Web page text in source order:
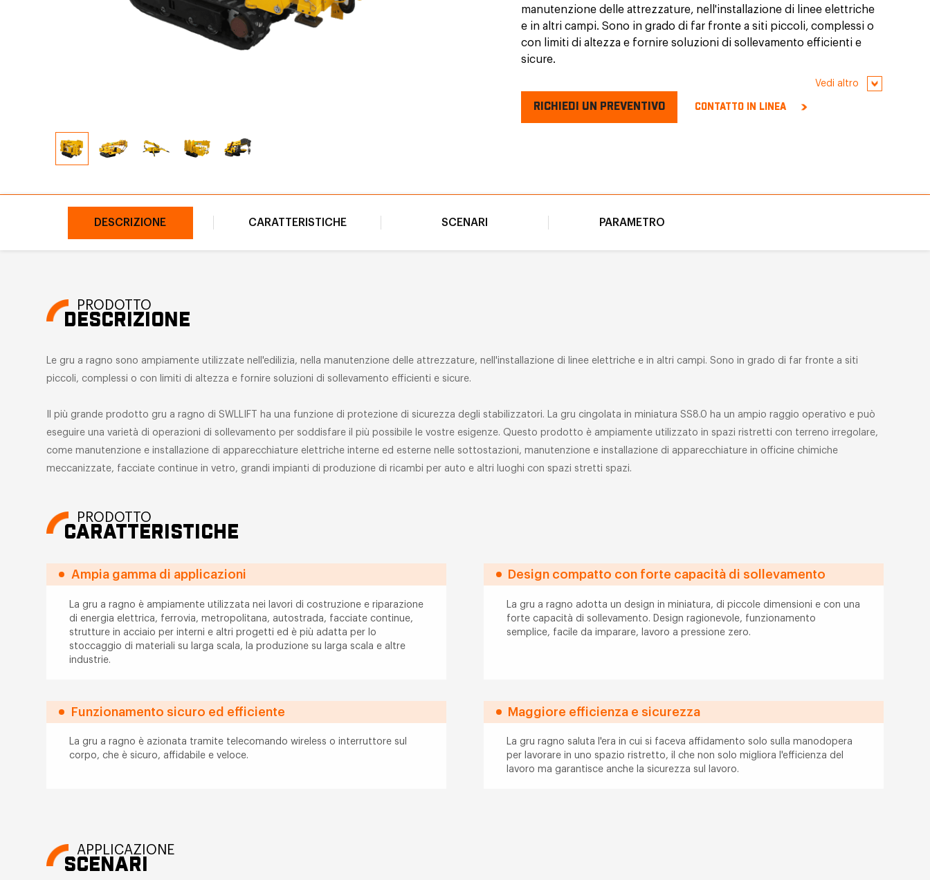
manutenzione delle attrezzature, nell'installazione di linee elettriche
e in altri campi. Sono in grado di far fronte a siti piccoli, complessi o
con limiti di altezza e fornire soluzioni di sollevamento efficienti e
sicure.
Vedi altro
RICHIEDI UN PREVENTIVO CONTATTO IN LINEA
DESCRIZIONE CARATTERISTICHE SCENARI PARAMETRO
PRODOTTO
DESCRIZIONE
Le gru a ragno sono ampiamente utilizzate nell'edilizia, nella manutenzione delle attrezzature, nell'installazione di linee elettriche e in altri campi. Sono in grado di far fronte a siti
piccoli, complessi o con limiti di altezza e fornire soluzioni di sollevamento efficienti e sicure.
Il più grande prodotto gru a ragno di SWLLIFT ha una funzione di protezione di sicurezza degli stabilizzatori. La gru cingolata in miniatura SS8.0 ha un ampio raggio operativo e può
eseguire una varietà di operazioni di sollevamento per soddisfare il più possibile le vostre esigenze. Questo prodotto è ampiamente utilizzato in spazi ristretti con terreno irregolare,
come manutenzione e installazione di apparecchiature elettriche interne ed esterne nelle sottostazioni, manutenzione e installazione di apparecchiature in officine chimiche
meccanizzate, facciate continue in vetro, grandi impianti di produzione di ricambi per auto e altri luoghi con spazi stretti spazi.
PRODOTTO
CARATTERISTICHE
Ampia gamma di applicazioni
La gru a ragno è ampiamente utilizzata nei lavori di costruzione e riparazione
di energia elettrica, ferrovia, metropolitana, autostrada, facciate continue,
strutture in acciaio per interni e altri progetti ed è più adatta per lo
stoccaggio di materiali su larga scala, la produzione su larga scala e altre
industrie.
Design compatto con forte capacità di sollevamento
La gru a ragno adotta un design in miniatura, di piccole dimensioni e con una
forte capacità di sollevamento. Design ragionevole, funzionamento
semplice, facile da imparare, lavoro a pressione zero.
Funzionamento sicuro ed efficiente
La gru a ragno è azionata tramite telecomando wireless o interruttore sul
corpo, che è sicuro, affidabile e veloce.
Maggiore efficienza e sicurezza
La gru ragno saluta l'era in cui si faceva affidamento solo sulla manodopera
per lavorare in uno spazio ristretto, il che non solo migliora l'efficienza del
lavoro ma garantisce anche la sicurezza sul lavoro.
APPLICAZIONE
SCENARI